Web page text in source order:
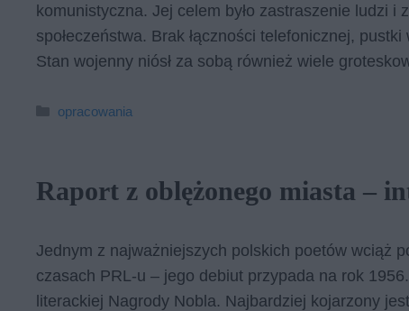
komunistyczna. Jej celem było zastraszenie ludzi
społeczeństwa. Brak łączności telefonicznej,
Stan wojenny niósł za sobą również wiele
Kategorie
opracowania
Raport z oblężonego miasta –
Jednym z najważniejszych polskich poetów wciąż
czasach PRL-u – jego debiut przypada na rok
literackiej Nagrody Nobla. Najbardziej kojarzony